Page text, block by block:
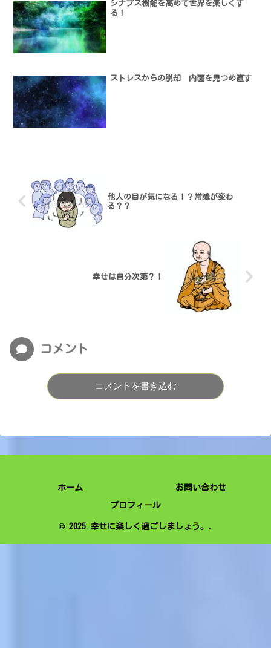
シナプス機能を高めて世界を楽しくす
る！
ストレスからの脱却 内面を見つめ直す
他人の目が気になる！？常識が変わ
る？？
幸せは自分次第？！
コメント
コメントを書き込む
ホーム お問い合わせ
プロフィール
© 2025 幸せに楽しく過ごしましょう。.